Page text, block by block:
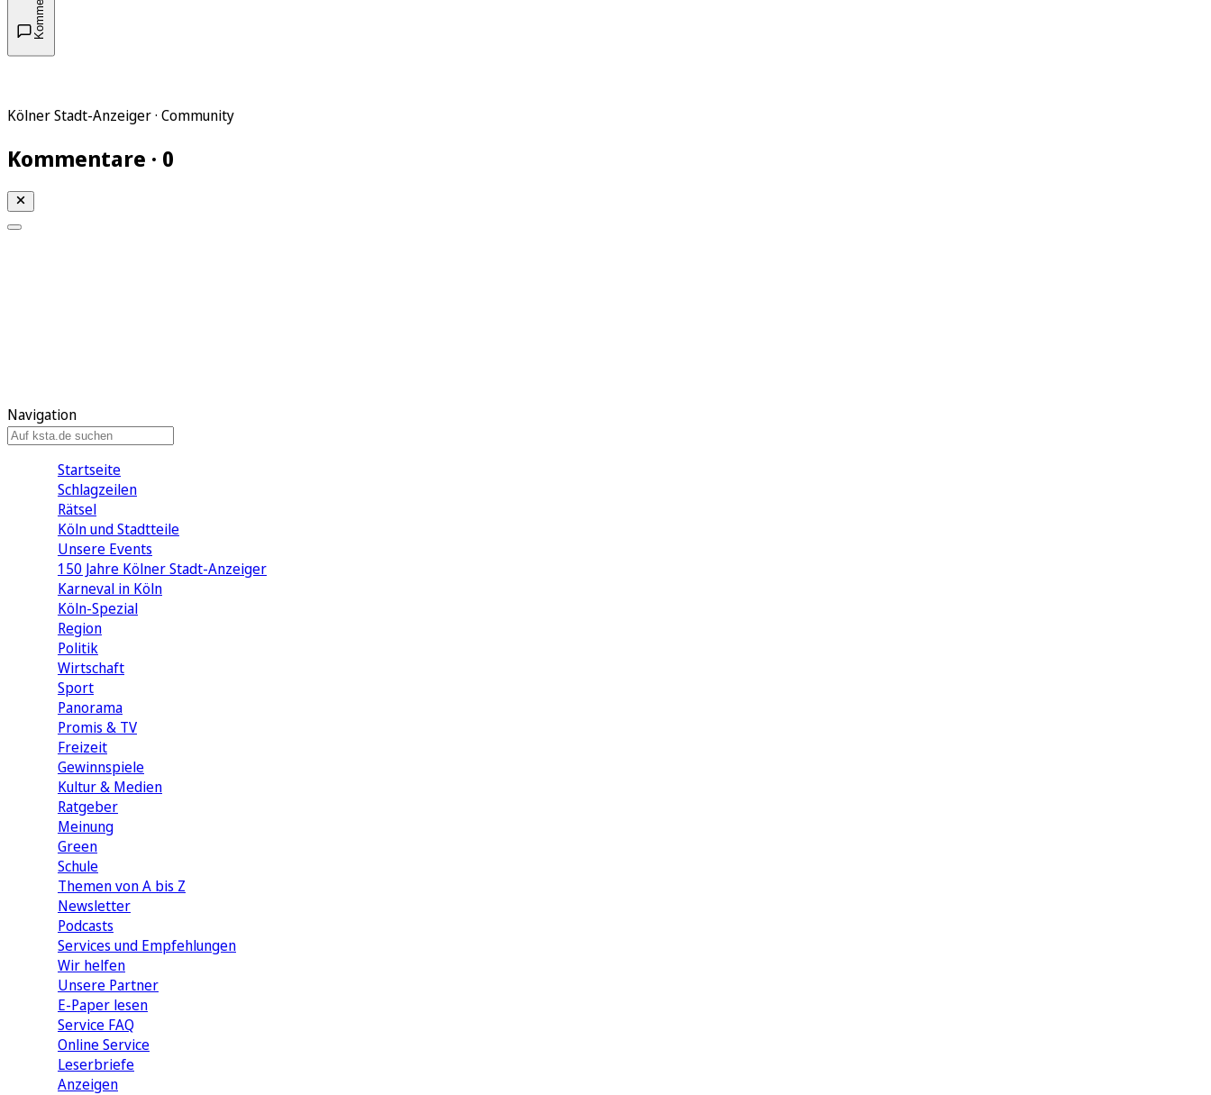
Kölner Stadt-Anzeiger · Community
Kommentare · 0
Navigation
Startseite
Schlagzeilen
Rätsel
Köln und Stadtteile
Unsere Events
150 Jahre Kölner Stadt-Anzeiger
Karneval in Köln
Köln-Spezial
Region
Politik
Wirtschaft
Sport
Panorama
Promis & TV
Freizeit
Gewinnspiele
Kultur & Medien
Ratgeber
Meinung
Green
Schule
Themen von A bis Z
Newsletter
Podcasts
Services und Empfehlungen
Wir helfen
Unsere Partner
E-Paper lesen
Service FAQ
Online Service
Leserbriefe
Anzeigen